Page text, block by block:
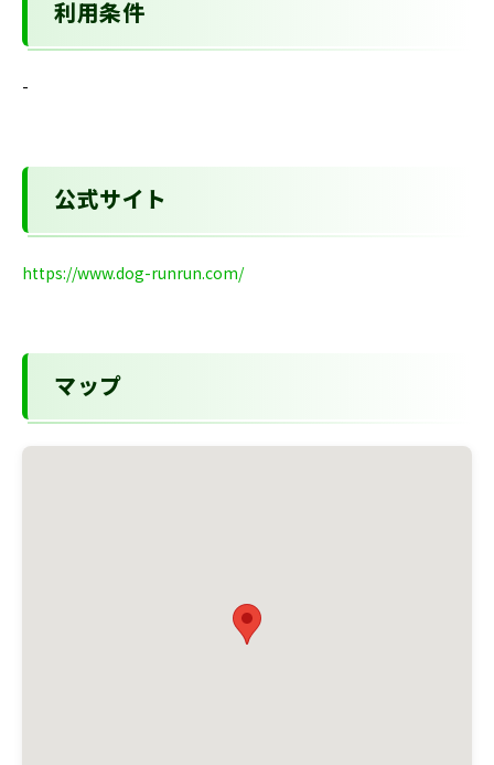
利用条件
-
公式サイト
https://www.dog-runrun.com/
マップ